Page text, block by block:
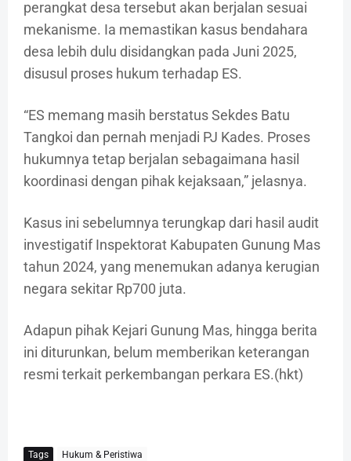
perangkat desa tersebut akan berjalan sesuai
mekanisme. Ia memastikan kasus bendahara
desa lebih dulu disidangkan pada Juni 2025,
disusul proses hukum terhadap ES.
“ES memang masih berstatus Sekdes Batu
Tangkoi dan pernah menjadi PJ Kades. Proses
hukumnya tetap berjalan sebagaimana hasil
koordinasi dengan pihak kejaksaan,” jelasnya.
Kasus ini sebelumnya terungkap dari hasil audit
investigatif Inspektorat Kabupaten Gunung Mas
tahun 2024, yang menemukan adanya kerugian
negara sekitar Rp700 juta.
Adapun pihak Kejari Gunung Mas, hingga berita
ini diturunkan, belum memberikan keterangan
resmi terkait perkembangan perkara ES.(hkt)
Tags Hukum & Peristiwa